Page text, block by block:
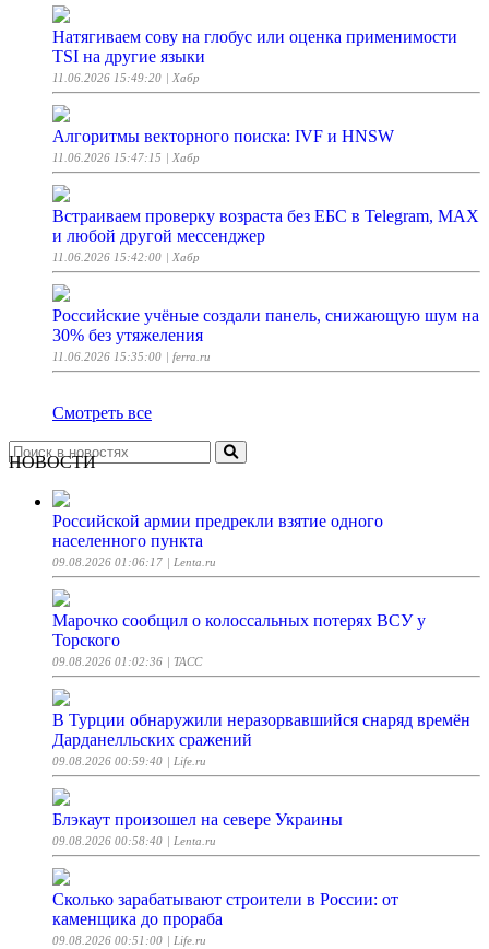
Натягиваем сову на глобус или оценка применимости
TSI на другие языки
11.06.2026 15:49:20 | Хабр
Алгоритмы векторного поиска: IVF и HNSW
11.06.2026 15:47:15 | Хабр
Встраиваем проверку возраста без ЕБС в Telegram, MAX
и любой другой мессенджер
11.06.2026 15:42:00 | Хабр
Российские учёные создали панель, снижающую шум на
30% без утяжеления
11.06.2026 15:35:00 | ferra.ru
Смотреть все
НОВОСТИ
Российской армии предрекли взятие одного
населенного пункта
09.08.2026 01:06:17 | Lenta.ru
Марочко сообщил о колоссальных потерях ВСУ у
Торского
09.08.2026 01:02:36 | ТАСС
В Турции обнаружили неразорвавшийся снаряд времён
Дарданелльских сражений
09.08.2026 00:59:40 | Life.ru
Блэкаут произошел на севере Украины
09.08.2026 00:58:40 | Lenta.ru
Сколько зарабатывают строители в России: от
каменщика до прораба
09.08.2026 00:51:00 | Life.ru